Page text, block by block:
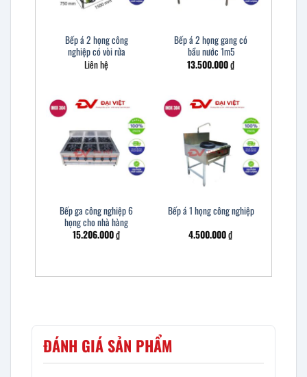
Bếp á 2 họng công
nghiệp có vòi rửa
Liên hệ
Bếp á 2 họng gang có
bầu nước 1m5
13.500.000₫
Bếp ga công nghiệp 6
họng cho nhà hàng
15.206.000₫
Bếp á 1 họng công nghiệp
4.500.000₫
ĐÁNH GIÁ SẢN PHẨM